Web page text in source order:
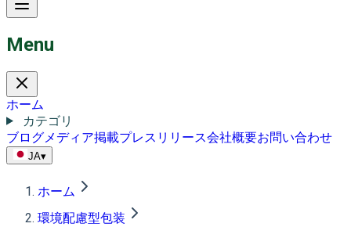
Menu
ホーム
カテゴリ
ブログメディア掲載プレスリリース会社概要お問い合わせ
JA▾
ホーム
環境配慮型包装